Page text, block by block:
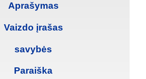
Aprašymas
Vaizdo įrašas
savybės
Paraiška